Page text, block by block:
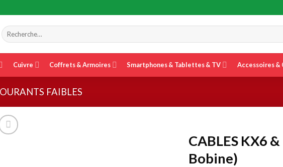
Recherche
pour :
Cuivre Coffrets & Armoires Smartphones & Tablettes & TV Accessoires &
FAIBLES
CABLES KX6
Bobine)